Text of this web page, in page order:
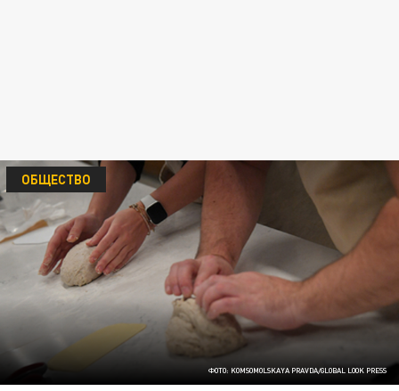
ФОТО: KOMSOMOLSKAYA PRAVDA/GLOBAL LOOK PRESS
ОБЩЕСТВО